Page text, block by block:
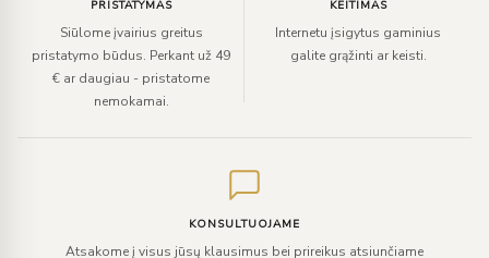
PRISTATYMAS
Siūlome įvairius greitus
pristatymo būdus. Perkant už 49
€ ar daugiau - pristatome
nemokamai.
KEITIMAS
Internetu įsigytus gaminius
galite grąžinti ar keisti.
KONSULTUOJAME
Atsakome į visus jūsų klausimus bei prireikus atsiunčiame